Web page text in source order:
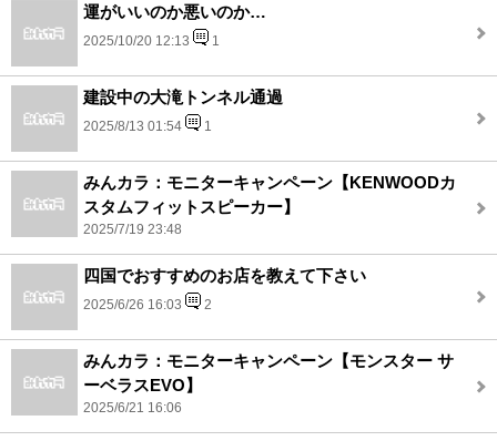
運がいいのか悪いのか…
2025/10/20 12:13 1
建設中の大滝トンネル通過
2025/8/13 01:54 1
みんカラ：モニターキャンペーン【KENWOODカ
スタムフィットスピーカー】
2025/7/19 23:48
四国でおすすめのお店を教えて下さい
2025/6/26 16:03 2
みんカラ：モニターキャンペーン【モンスター サ
ーベラスEVO】
2025/6/21 16:06